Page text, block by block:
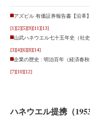
アズビル 有価証券報告書【沿革】
[1][2][5][9][11][13]
山武ハネウエル七十五年史（社史
[3][4][6][8][14]
企業の歴史 : 明治百年（経済春秋
[7][10][12]
ハネウエル提携（